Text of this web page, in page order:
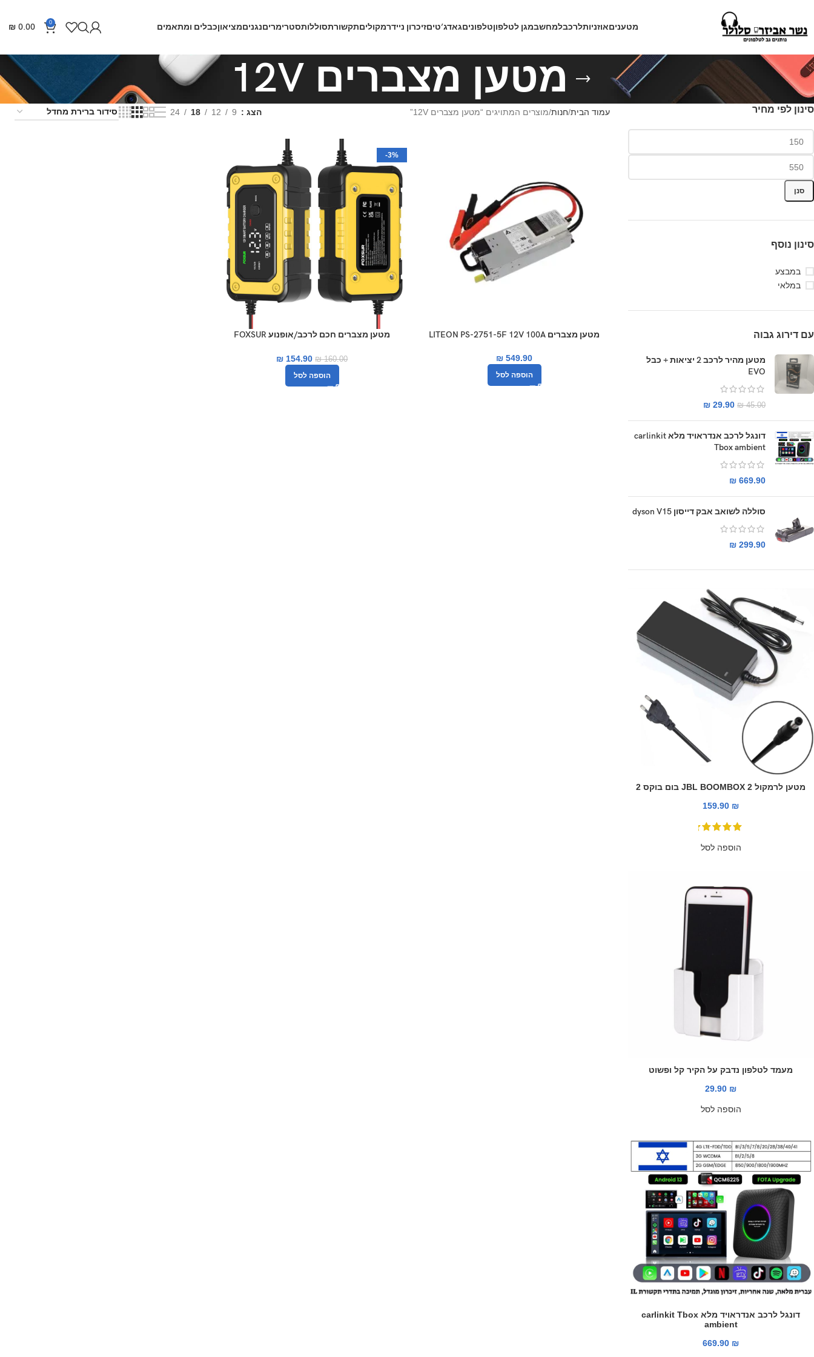
מטעניםאוזניותלרכבלמחשבמגן לטלפוןטלפוניםגאדג’טיםזיכרון ניידרמקוליםתקשורתסוללותסטרימריםנגניםמציאוןכבלים ומתאמים 0
₪ 0.00
מטען מצברים 12V
סינון לפי מחיר
סנן
סינון נוסף
במבצע
במלאי
עם דירוג גבוה
מטען מהיר לרכב 2 יציאות + כבל
EVO
₪45.00
₪ 29.90
דונגל לרכב אנדראויד מלא carlinkit
Tbox ambient
₪ 669.90
סוללה לשואב אבק דייסון dyson V15
₪ 299.90
מטען לרמקול JBL BOOMBOX 2 בום בוקס 2
₪
הוספה לסל
מעמד לטלפון נדבק על הקיר קל ופשוט
₪
הוספה לסל
דונגל לרכב אנדראויד מלא carlinkit Tbox
ambient
₪
עמוד הבית חנות מוצרים המתויגים “מטען מצברים 12V” הצג 9
12
18
24
מטען מצברים LITEON PS-2751-5F 12V 100A
₪ 549.90
הוספה לסל
-3%
מטען מצברים חכם לרכב/אופנוע FOXSUR
₪160.00
₪ 154.90
הוספה לסל